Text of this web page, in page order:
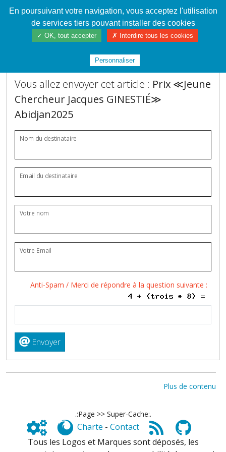
Cahier de textes patrickRICHARD
Vous allez envoyer cet article : Prix ≪Jeune
Chercheur Jacques GINESTIÉ≫
Abidjan2025
Nom du destinataire
Email du destinataire
Votre nom
Votre Email
Anti-Spam / Merci de répondre à la question suivante :
Envoyer
Plus de contenu
.:Page >> Super-Cache:.
Charte - Contact
Tous les Logos et Marques sont déposés, les
En poursuivant votre navigation, vous acceptez l'utilisation
de services tiers pouvant installer des cookies
✓ OK, tout accepter ✗ Interdire tous les cookies
Personnaliser